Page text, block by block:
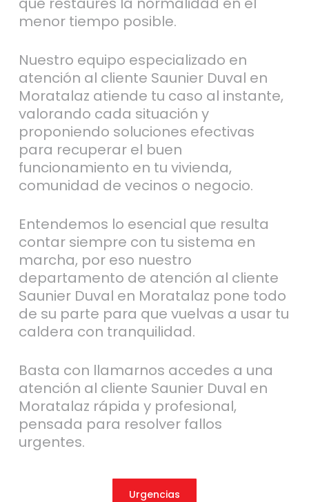
menor tiempo posible.
Nuestro equipo especializado en
atención al cliente Saunier Duval en
Moratalaz atiende tu caso al instante,
valorando cada situación y
proponiendo soluciones efectivas
para recuperar el buen
funcionamiento en tu vivienda,
comunidad de vecinos o negocio.
Entendemos lo esencial que resulta
contar siempre con tu sistema en
marcha, por eso nuestro
departamento de atención al cliente
Saunier Duval en Moratalaz pone todo
de su parte para que vuelvas a usar tu
caldera con tranquilidad.
Basta con llamarnos accedes a una
atención al cliente Saunier Duval en
Moratalaz rápida y profesional,
pensada para resolver fallos
urgentes.
Urgencias